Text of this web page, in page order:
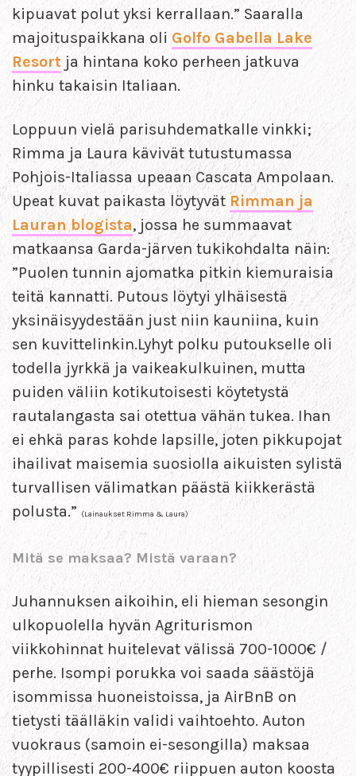
kipuavat polut yksi kerrallaan.” Saaralla
majoituspaikkana oli Golfo Gabella Lake
Resort ja hintana koko perheen jatkuva
hinku takaisin Italiaan.
Loppuun vielä parisuhdematkalle vinkki;
Rimma ja Laura kävivät tutustumassa
Pohjois-Italiassa upeaan Cascata Ampolaan.
Upeat kuvat paikasta löytyvät Rimman ja
Lauran blogista, jossa he summaavat
matkaansa Garda-järven tukikohdalta näin:
”Puolen tunnin ajomatka pitkin kiemuraisia
teitä kannatti. Putous löytyi ylhäisestä
yksinäisyydestään just niin kauniina, kuin
sen kuvittelinkin.Lyhyt polku putoukselle oli
todella jyrkkä ja vaikeakulkuinen, mutta
puiden väliin kotikutoisesti köytetystä
rautalangasta sai otettua vähän tukea. Ihan
ei ehkä paras kohde lapsille, joten pikkupojat
ihailivat maisemia suosiolla aikuisten sylistä
turvallisen välimatkan päästä kiikkerästä
polusta.” (Lainaukset Rimma & Laura)
Mitä se maksaa? Mistä varaan?
Juhannuksen aikoihin, eli hieman sesongin
ulkopuolella hyvän Agriturismon
viikkohinnat huitelevat välissä 700-1000€ /
perhe. Isompi porukka voi saada säästöjä
isommissa huoneistoissa, ja AirBnB on
tietysti täälläkin validi vaihtoehto. Auton
vuokraus (samoin ei-sesongilla) maksaa
tyypillisesti 200-400€ riippuen auton koosta